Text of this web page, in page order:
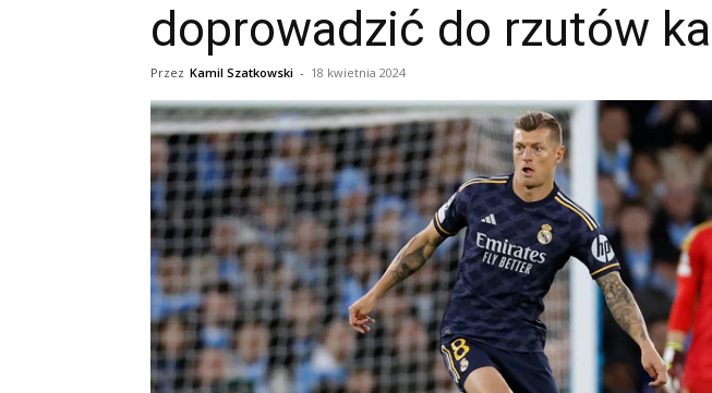
aktualności
doprowadzić do rzutów
Przez Kamil Szatkowski - 18 kwietnia 2024